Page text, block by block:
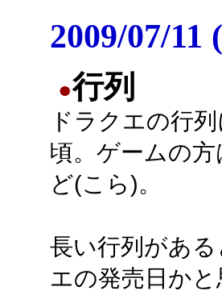
2009/07/11
●行列
ドラクエの行
頃。ゲームの
ど(こら)。
長い行列があ
エの発売日か